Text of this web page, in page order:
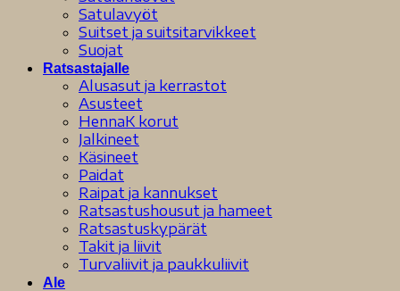
Satulavyöt
Suitset ja suitsitarvikkeet
Suojat
Ratsastajalle
Alusasut ja kerrastot
Asusteet
HennaK korut
Jalkineet
Käsineet
Paidat
Raipat ja kannukset
Ratsastushousut ja hameet
Ratsastuskypärät
Takit ja liivit
Turvaliivit ja paukkuliivit
Ale